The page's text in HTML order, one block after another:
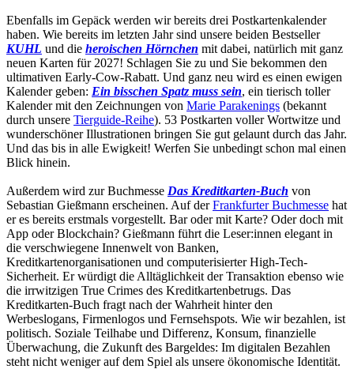
Ebenfalls im Gepäck werden wir bereits drei Postkartenkalender
haben. Wie bereits im letzten Jahr sind unsere beiden Bestseller
KUHL und die heroischen Hörnchen mit dabei, natürlich mit ganz
neuen Karten für 2027! Schlagen Sie zu und Sie bekommen den
ultimativen Early-Cow-Rabatt. Und ganz neu wird es einen ewigen
Kalender geben: Ein bisschen Spatz muss sein, ein tierisch toller
Kalender mit den Zeichnungen von Marie Parakenings (bekannt
durch unsere Tierguide-Reihe). 53 Postkarten voller Wortwitze und
wunderschöner Illustrationen bringen Sie gut gelaunt durch das Jahr.
Und das bis in alle Ewigkeit! Werfen Sie unbedingt schon mal einen
Blick hinein.
Außerdem wird zur Buchmesse Das Kreditkarten-Buch von
Sebastian Gießmann erscheinen. Auf derFrankfurter Buchmesse hat
er es bereits erstmals vorgestellt. Bar oder mit Karte? Oder doch mit
App oder Blockchain? Gießmann führt die Leser:innen elegant in
die verschwiegene Innenwelt von Banken,
Kreditkartenorganisationen und computerisierter High-Tech-
Sicherheit. Er würdigt die Alltäglichkeit der Transaktion ebenso wie
die irrwitzigen True Crimes des Kreditkartenbetrugs. Das
Kreditkarten-Buch fragt nach der Wahrheit hinter den
Werbeslogans, Firmenlogos und Fernsehspots. Wie wir bezahlen, ist
politisch. Soziale Teilhabe und Differenz, Konsum, finanzielle
Überwachung, die Zukunft des Bargeldes: Im digitalen Bezahlen
steht nicht weniger auf dem Spiel als unsere ökonomische Identität.